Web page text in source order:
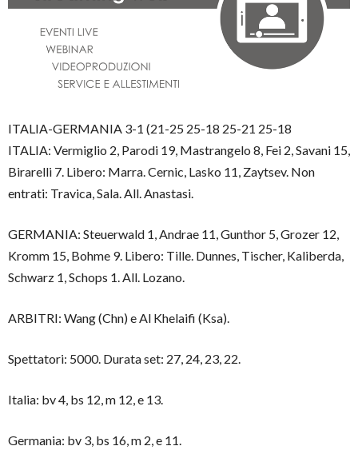
ITALIA-GERMANIA 3-1 (21-25 25-18 25-21 25-18
ITALIA: Vermiglio 2, Parodi 19, Mastrangelo 8, Fei 2, Savani 15,
Birarelli 7. Libero: Marra. Cernic, Lasko 11, Zaytsev. Non
entrati: Travica, Sala. All. Anastasi.
GERMANIA: Steuerwald 1, Andrae 11, Gunthor 5, Grozer 12,
Kromm 15, Bohme 9. Libero: Tille. Dunnes, Tischer, Kaliberda,
Schwarz 1, Schops 1. All. Lozano.
ARBITRI: Wang (Chn) e Al Khelaifi (Ksa).
Spettatori: 5000. Durata set: 27, 24, 23, 22.
Italia: bv 4, bs 12, m 12, e 13.
Germania: bv 3, bs 16, m 2, e 11.